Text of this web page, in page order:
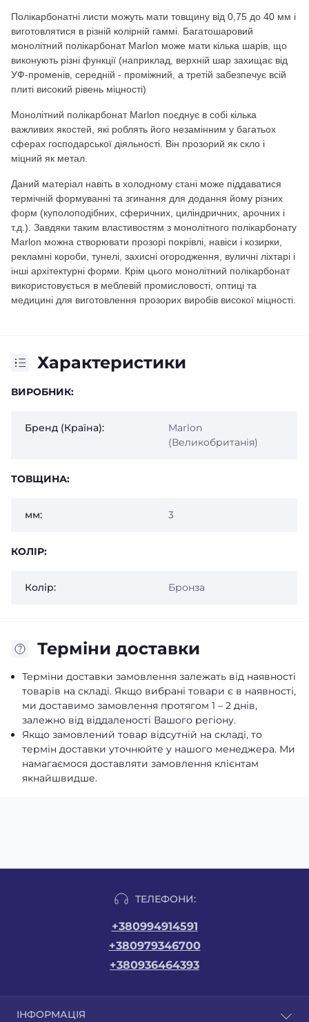
Полікарбонатні листи можуть мати товщину від 0,75 до 40 мм і
виготовлятися в різній колірній гаммі. Багатошаровий
монолітний полікарбонат Marlon може мати кілька шарів, що
виконують різні функції (наприклад, верхній шар захищає від
УФ-променів, середній - проміжний, а третій забезпечує всій
плиті високий рівень міцності)
Монолітний полікарбонат Marlon поєднує в собі кілька
важливих якостей, які роблять його незамінним у багатьох
сферах господарської діяльності. Він прозорий як скло і
міцний як метал.
Даний матеріал навіть в холодному стані може піддаватися
термічній формуванні та згинання для додання йому різних
форм (куполоподібних, сферичних, циліндричних, арочних і
т.д.). Завдяки таким властивостям з монолітного полікарбонату
Marlon можна створювати прозорі покрівлі, навіси і козирки,
рекламні короби, тунелі, захисні огородження, вуличні ліхтарі і
інші архітектурні форми. Крім цього монолітний полікарбонат
використовується в меблевій промисловості, оптиці та
медицині для виготовлення прозорих виробів високої міцності.
Характеристики
ВИРОБНИК:
Бренд (Країна):
Marlon
(Великобританія)
ТОВЩИНА:
мм: 3
КОЛІР:
Колір: Бронза
Терміни доставки
Терміни доставки замовлення залежать від наявності
товарів на складі. Якщо вибрані товари є в наявності,
ми доставимо замовлення протягом 1 – 2 днів,
залежно від віддаленості Вашого регіону.
Якщо замовлений товар відсутній на складі, то
термін доставки уточнюйте у нашого менеджера. Ми
намагаємося доставляти замовлення клієнтам
якнайшвидше.
ТЕЛЕФОНИ:
+380994914591
+380979346700
+380936464393
ІНФОРМАЦІЯ